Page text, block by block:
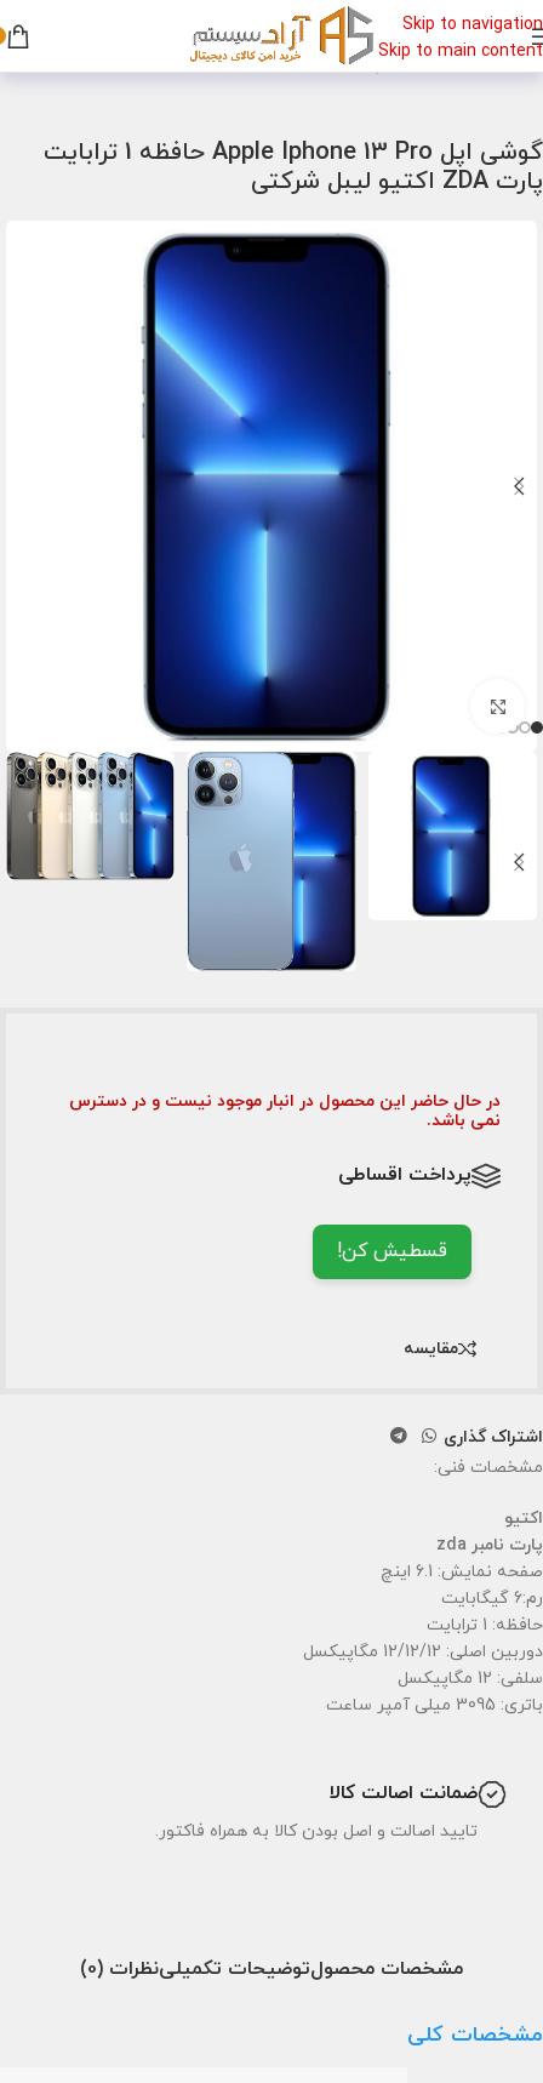
Skip to navigation
Skip to main content
خانه/گوشی/ گوشی اپل
گوشی اپل Apple Iphone 13 Pro حافظه 1 ترابایت
پارت ZDA اکتیو لیبل شرکتی
برای بزرگنمایی کلیک کنید
در حال حاضر این محصول در انبار موجود نیست و در دسترس
نمی باشد.
پرداخت اقساطی
قسطیش کن!
مقایسه
اشتراک گذاری
مشخصات فنی:
اکتیو
پارت نامبر zda
صفحه نمایش: 6.1 اینچ
رم:6 گیگابایت
حافظه: 1 ترابایت
دوربین اصلی: 12/12/12 مگاپیکسل
سلفی: 12 مگاپیکسل
باتری: 3095 میلی آمپر ساعت
ضمانت اصالت کالا
تایید اصالت و اصل بودن کالا به همراه فاکتور.
مشخصات محصولتوضیحات تکمیلینظرات (0)
مشخصات کلی